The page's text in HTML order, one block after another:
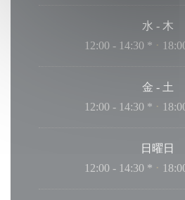
水 - 木
12:00 - 14:30 *
•
金 - 土
12:00 - 14:30 *
•
日曜日
12:00 - 14:30 *
•